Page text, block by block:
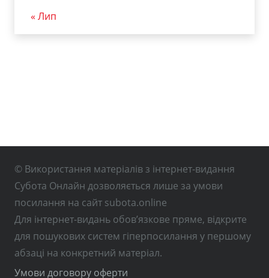
« Лип
© Використання матеріалів з інтернет-видання
Субота Онлайн дозволяється лише за умови
посилання на сайт subota.online
Для інтернет-видань обов’язкове пряме, відкрите
для пошукових систем гіперпосилання у першому
абзаці на конкретний матеріал.
Умови договору оферти